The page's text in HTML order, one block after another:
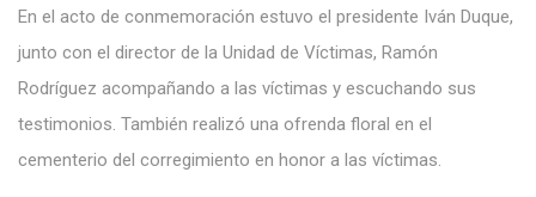
En el acto de conmemoración estuvo el presidente Iván Duque,
junto con el director de la Unidad de Víctimas, Ramón
Rodríguez acompañando a las víctimas y escuchando sus
testimonios. También realizó una ofrenda floral en el
cementerio del corregimiento en honor a las víctimas.